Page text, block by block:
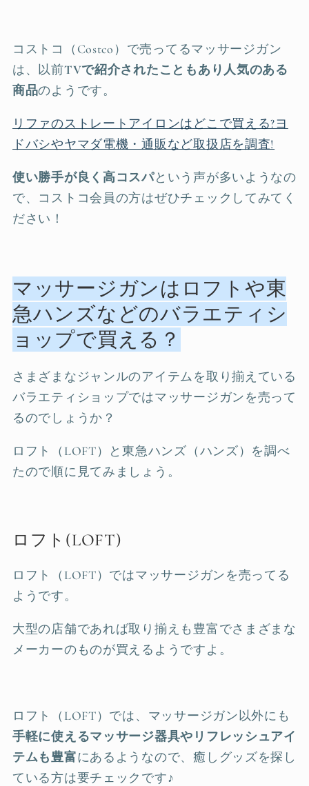
コストコ（Costco）で売ってるマッサージガン
は、以前TVで紹介されたこともあり人気のある
商品のようです。
リファのストレートアイロンはどこで買える?ヨ
ドバシやヤマダ電機・通販など取扱店を調査!
使い勝手が良く高コスパという声が多いようなの
で、コストコ会員の方はぜひチェックしてみてく
ださい！
マッサージガンはロフトや東
急ハンズなどのバラエティシ
ョップで買える？
さまざまなジャンルのアイテムを取り揃えている
バラエティショップではマッサージガンを売って
るのでしょうか？
ロフト（LOFT）と東急ハンズ（ハンズ）を調べ
たので順に見てみましょう。
ロフト(LOFT)
ロフト（LOFT）ではマッサージガンを売ってる
ようです。
大型の店舗であれば取り揃えも豊富でさまざまな
メーカーのものが買えるようですよ。
ロフト（LOFT）では、マッサージガン以外にも
手軽に使えるマッサージ器具やリフレッシュアイ
テムも豊富にあるようなので、癒しグッズを探し
ている方は要チェックです♪